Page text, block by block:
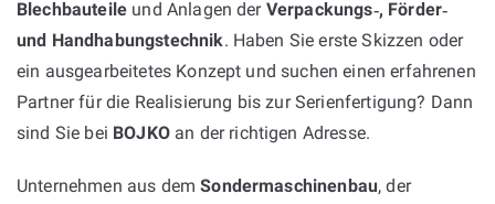
Blechbauteile und Anlagen der Verpackungs‑, Förder‑
und Handhabungstechnik. Haben Sie erste Skizzen oder
ein ausgearbeitetes Konzept und suchen einen erfahrenen
Partner für die Realisierung bis zur Serienfertigung? Dann
sind Sie bei BOJKOan der richtigen Adresse.
Unternehmen aus demSondermaschinenbau, der